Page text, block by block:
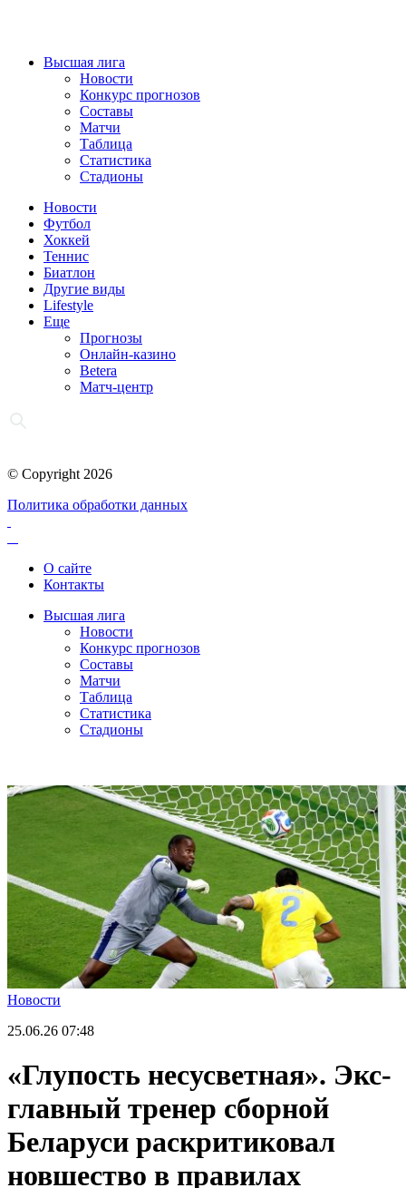
Высшая лига
Новости
Конкурс прогнозов
Составы
Матчи
Таблица
Статистика
Стадионы
Новости
Футбол
Хоккей
Теннис
Биатлон
Другие виды
Lifestyle
Еще
Прогнозы
Онлайн-казино
Betera
Матч-центр
© Copyright 2026
Политика обработки данных
О сайте
Контакты
Высшая лига
Новости
Конкурс прогнозов
Составы
Матчи
Таблица
Статистика
Стадионы
Новости
25.06.26 07:48
«Глупость несусветная». Экс-
главный тренер сборной
Беларуси раскритиковал
новшество в правилах